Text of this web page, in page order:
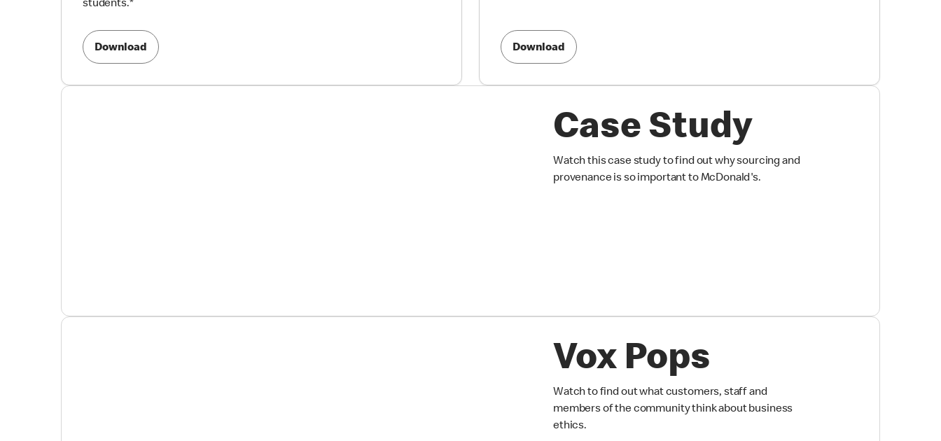
students.*
Download Download
Case Study
Watch this case study to find out why sourcing and
provenance is so important to McDonald's.
Vox Pops
Watch to find out what customers, staff and
members of the community think about business
ethics.